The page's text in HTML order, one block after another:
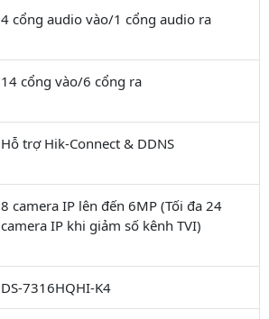
4 cổng audio vào/1 cổng audio ra
14 cổng vào/6 cổng ra
Hỗ trợ Hik-Connect & DDNS
8 camera IP lên đến 6MP (Tối đa 24
camera IP khi giảm số kênh TVI)
DS-7316HQHI-K4